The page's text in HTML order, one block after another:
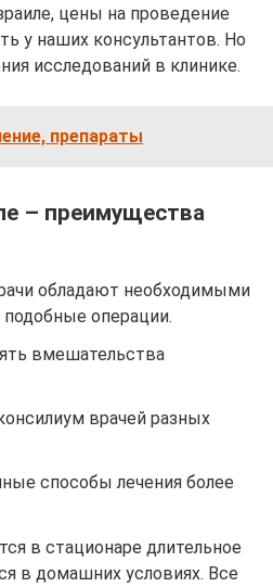
цены на проведение
у наших консультантов. Но
исследований в клинике.
препараты
– преимущества
обладают необходимыми
операции.
вмешательства
врачей разных
способы лечения более
в стационаре длительное
в домашних условиях. Все